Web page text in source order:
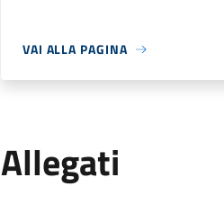
VAI ALLA PAGINA
Allegati